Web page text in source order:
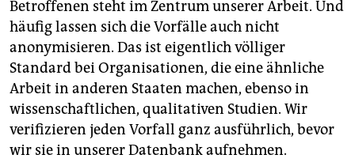
Betroffenen steht im Zentrum unserer Arbeit. Und
häufig lassen sich die Vorfälle auch nicht
anonymisieren. Das ist eigentlich völliger
Standard bei Organisationen, die eine ähnliche
Arbeit in anderen Staaten machen, ebenso in
wissenschaftlichen, qualitativen Studien. Wir
verifizieren jeden Vorfall ganz ausführlich, bevor
wir sie in unserer Datenbank aufnehmen.